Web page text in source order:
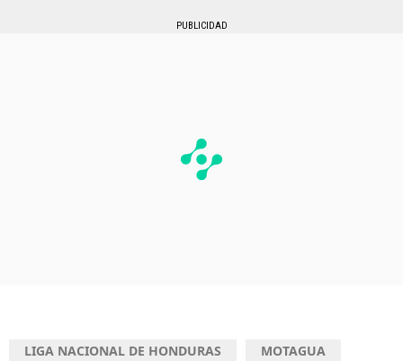
PUBLICIDAD
LIGA NACIONAL DE HONDURAS
MOTAGUA